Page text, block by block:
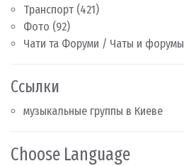
Транспорт (421)
Фото (92)
Чати та Форуми / Чаты и форумы
Ссылки
музыкальные группы в Киеве
Choose Language